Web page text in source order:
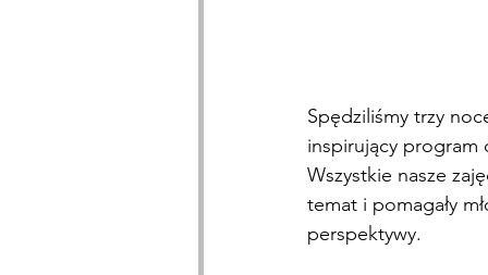
Spędziliśmy trzy
inspirujący program
Wszystkie nasze
temat i pomagały
perspektywy.